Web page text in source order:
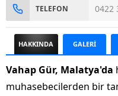
TELEFON 0422
HAKKINDA GALERİ
Vahap Gür, Malatya'da
muhasebecilerden bir